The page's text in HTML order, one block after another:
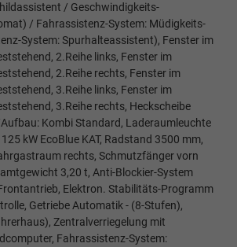
/ Geschwindigkeits-
/ Fahrassistenz-System: Müdigkeits-
System: Spurhalteassistent), Fenster im
2.Reihe links, Fenster im
2.Reihe rechts, Fenster im
3.Reihe links, Fenster im
3.Reihe rechts, Heckscheibe
Kombi Standard, Laderaumleuchte
kW EcoBlue KAT, Radstand 3500 mm,
rechts, Schmutzfänger vorn
3,20 t, Anti-Blockier-System
Elektron. Stabilitäts-Programm
Getriebe Automatik - (8-Stufen),
Zentralverriegelung mit
Fahrassistenz-System: